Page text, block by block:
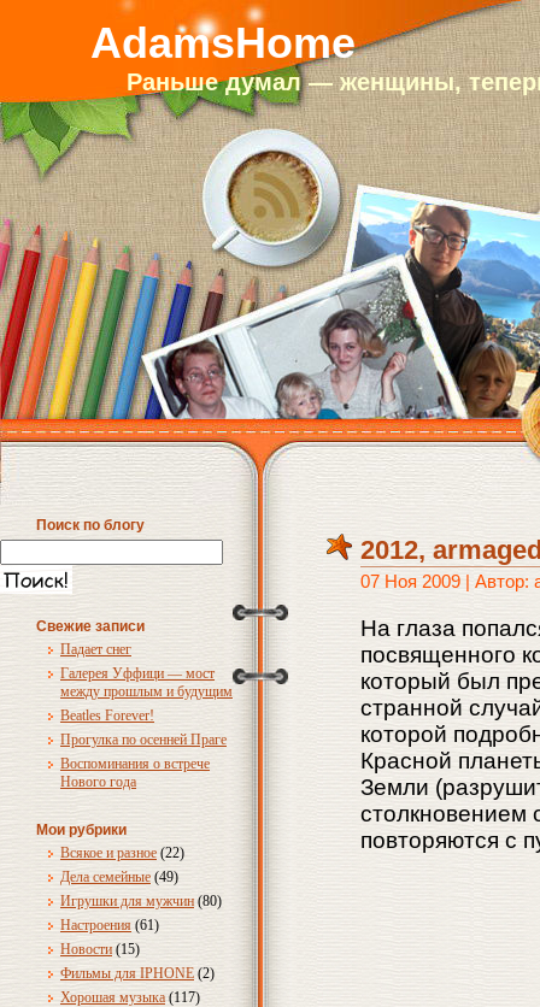
AdamsHome
Раньше думал — женщины,
Поиск по блогу
Свежие записи
Падает снег
Галерея Уффици — мост
между прошлым и будущим
Beatles Forever!
Прогулка по осенней Праге
Воспоминания о встрече
Нового года
Мои рубрики
Всякое и разное (22)
Дела семейные (49)
Игрушки для мужчин (80)
Настроения (61)
Новости (15)
Фильмы для IPHONE (2)
Хорошая музыка (117)
2012,
07 Ноя 2009 | Автор:
На глаза
посвященного
который был
странной
которой
Красной
Земли
столкновением
повторяются с